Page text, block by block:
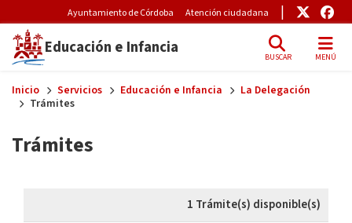
Pre-Header Microsite
Ayuntamiento de Córdoba Atención ciudadana Enlace
Educación e Infancia BUSCAR MENÚ
Inicio Servicios Educación e Infancia
La Delegación
Trámites
Trámites
1 Trámite(s) disponible(s)